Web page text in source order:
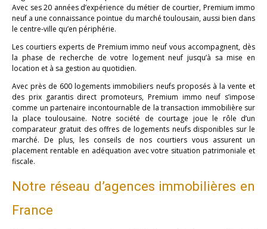
Avec ses 20 années d’expérience du métier de courtier, Premium immo
neuf a une connaissance pointue du marché toulousain, aussi bien dans
le centre-ville qu’en périphérie.
Les courtiers experts de Premium immo neuf vous accompagnent, dès
la phase de recherche de votre logement neuf jusqu’à sa mise en
location et à sa gestion au quotidien.
Avec près de 600 logements immobiliers neufs proposés à la vente et
des prix garantis direct promoteurs, Premium immo neuf s’impose
comme un partenaire incontournable de la transaction immobilière sur
la place toulousaine. Notre société de courtage joue le rôle d’un
comparateur gratuit des offres de logements neufs disponibles sur le
marché. De plus, les conseils de nos courtiers vous assurent un
placement rentable en adéquation avec votre situation patrimoniale et
fiscale.
Notre réseau d’agences immobilières en
France